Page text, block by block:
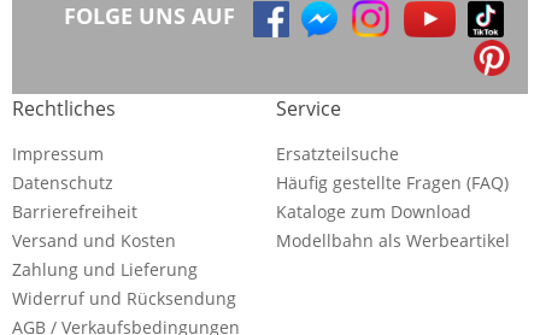
FOLGE UNS AUF
Rechtliches
Impressum
Datenschutz
Barrierefreiheit
Versand und Kosten
Zahlung und Lieferung
Widerruf und Rücksendung
AGB / Verkaufsbedingungen
Service
Ersatzteilsuche
Häufig gestellte Fragen (FAQ)
Kataloge zum Download
Modellbahn als Werbeartikel